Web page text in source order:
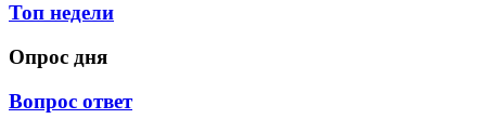
Топ недели
Опрос дня
Вопрос ответ